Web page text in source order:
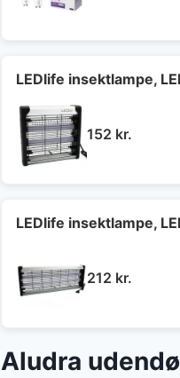
LEDlife insektlampe,
152 kr.
LEDlife insektlampe,
212 kr.
Aludra